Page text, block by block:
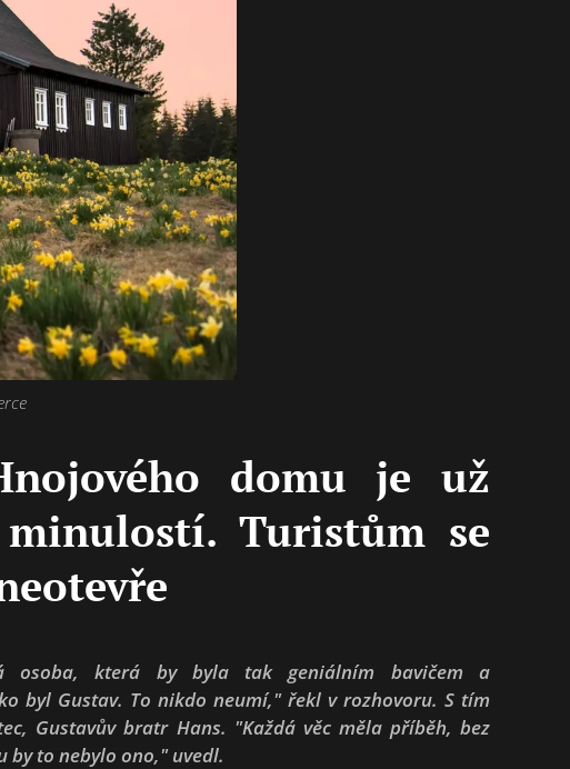
domu je už
Turistům se
osoba, která by byla tak geniálním bavičem a
byl Gustav. To nikdo neumí," řekl v rozhovoru. S tím
Gustavův bratr Hans. "Každá věc měla příběh, bez
by to nebylo ono," uvedl.